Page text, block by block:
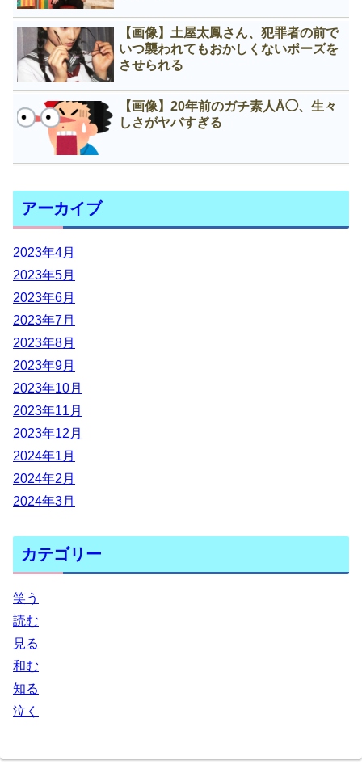
【画像】土屋太鳳さん、犯罪者の前で
いつ襲われてもおかしくないポーズを
させられる
【画像】20年前のガチ素人Å◯、生々
しさがヤバすぎる
アーカイブ
2023年4月
2023年5月
2023年6月
2023年7月
2023年8月
2023年9月
2023年10月
2023年11月
2023年12月
2024年1月
2024年2月
2024年3月
カテゴリー
笑う
読む
見る
和む
知る
泣く